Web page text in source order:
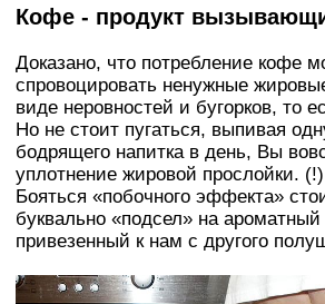
Кофе - продукт
Доказано, что потребление кофе
спровоцировать ненужные
виде неровностей и бугорков, то
Но не стоит пугаться, выпивая
бодрящего напитка в день, Вы
уплотнение жировой прослойки. (!)
Бояться «побочного эффекта»
буквально «подсел» на ароматный
привезенный к нам с другого